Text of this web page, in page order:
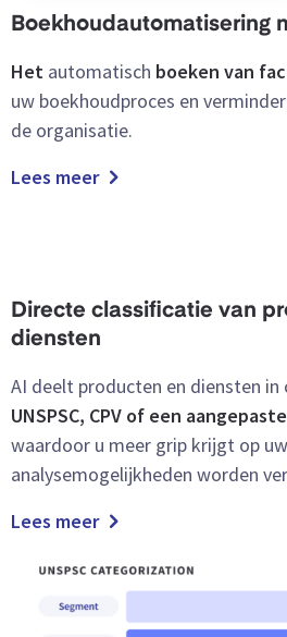
Boekhoudautomatisering
Het automatisch boeken van
uw boekhoudproces en
de organisatie.
Lees meer
Directe classificatie van
diensten
AI deelt producten en diensten in
UNSPSC, CPV of een
waardoor u meer grip krijgt op
analysemogelijkheden worden
Lees meer